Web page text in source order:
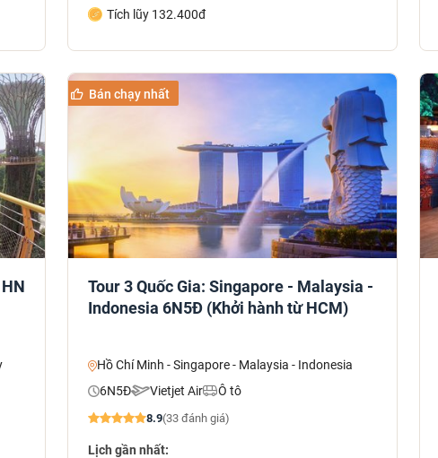
Tích lũy 132.400đ
Bán chạy nhất
Tour 3 Quốc Gia: Singapore - Malaysia -
Indonesia 6N5Đ (Khởi hành từ HCM)
Hồ Chí Minh - Singapore - Malaysia - Indonesia
6N5Đ
Vietjet Air Ô tô
8.9(33 đánh giá)
Lịch gần nhất: